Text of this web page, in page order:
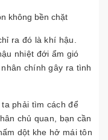
không bền chặt
ra đó là khí hậu.
nhiệt đới ẩm gió
chính gây ra tình
phải tìm cách để
chủ quan, bạn cần
dột khe hở mái tôn